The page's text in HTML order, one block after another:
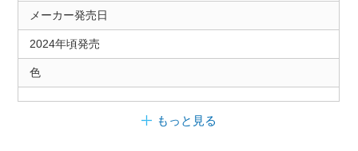
メーカー発売日
2024年頃発売
色
もっと見る